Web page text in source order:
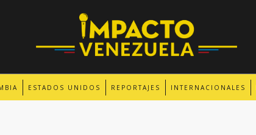
ESTADOS UNIDOS REPORTAJES INTERNACIONALES